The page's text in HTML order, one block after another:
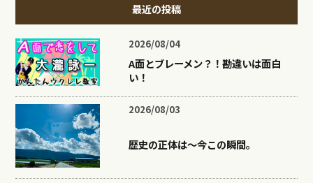
最近の投稿
2026/08/04
A面とブレーメン？！勘違いは面白
い！
2026/08/03
歴史の正体は〜今この瞬間。